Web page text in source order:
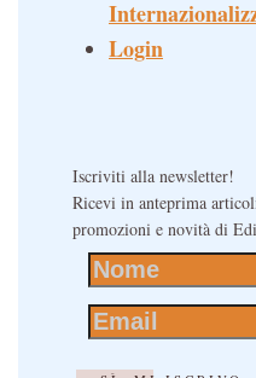
Login
Iscriviti alla newsletter!
Ricevi in anteprima
promozioni e novità di